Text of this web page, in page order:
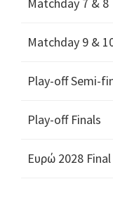
Matchday 7 & 8
Matchday 9 &
Play-off Semi-
Play-off Finals
Ευρώ 2028